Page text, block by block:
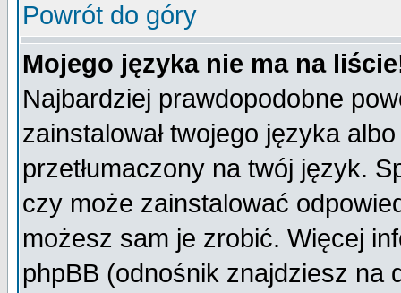
Powrót do góry
Mojego języka nie ma na
Najbardziej prawdopodobne
zainstalował twojego języka
przetłumaczony na twój język.
czy może zainstalować
możesz sam je zrobić. Więcej
phpBB (odnośnik znajdziesz na